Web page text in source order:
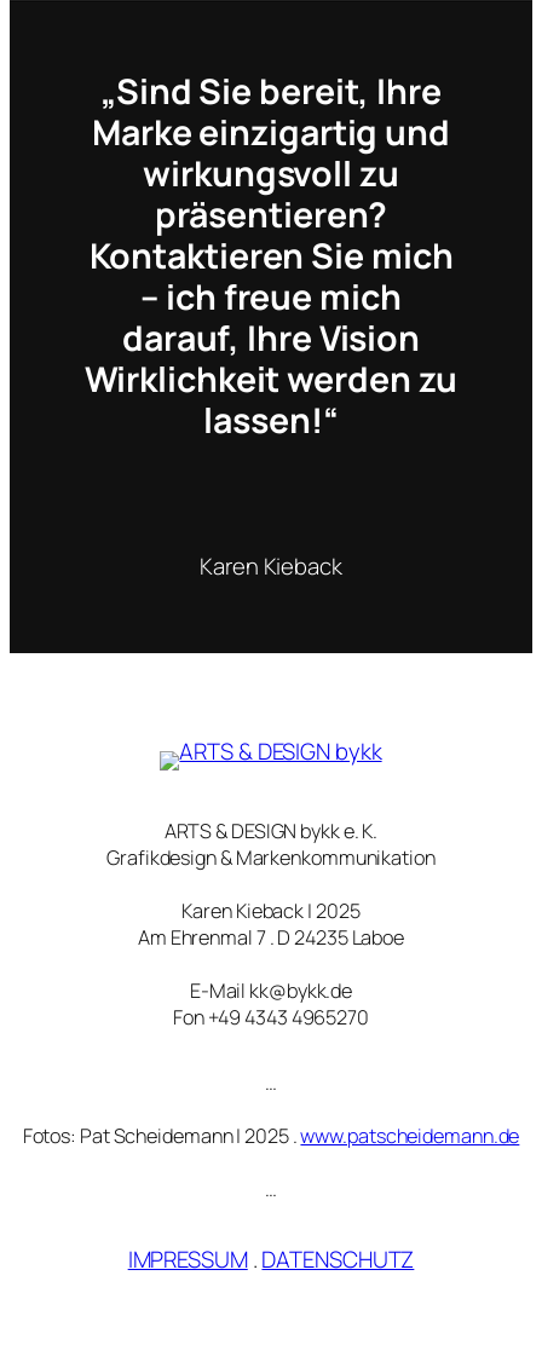
„Sind Sie bereit, Ihre
Marke einzigartig und
wirkungsvoll zu
präsentieren?
Kontaktieren Sie mich
– ich freue mich
darauf, Ihre Vision
Wirklichkeit werden zu
lassen!“
Karen Kieback
ARTS & DESIGN bykk e. K.
Grafikdesign & Markenkommunikation
Karen Kieback | 2025
Am Ehrenmal 7 . D 24235 Laboe
E-Mail kk@bykk.de
Fon +49 4343 4965270
…
Fotos: Pat Scheidemann | 2025 .www.patscheidemann.de
…
IMPRESSUM.DATENSCHUTZ